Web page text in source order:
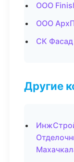
ООО
ООО
СК
Другие